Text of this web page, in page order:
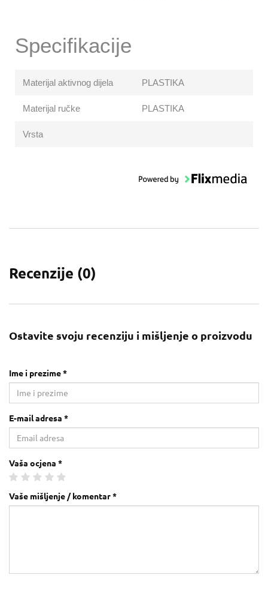
Specifikacije
Materijal aktivnog dijela PLASTIKA
Materijal ručke PLASTIKA
Vrsta
Recenzije (0)
Ostavite svoju recenziju i mišljenje o proizvodu
Ime i prezime *
E-mail adresa *
Vaša ocjena *
Vaše mišljenje / komentar *